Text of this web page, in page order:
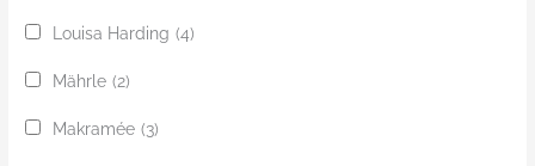
Louisa Harding (4)
Mährle (2)
Makramée (3)